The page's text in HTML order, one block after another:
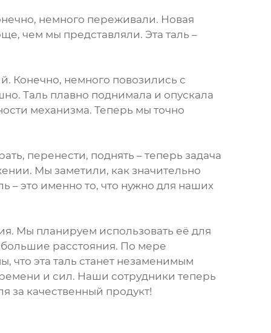
немного переживали. Новая
чем мы представляли. Эта таль –
Конечно, немного повозились с
Таль плавно поднимала и опускала
механизма. Теперь мы точно
перенести, поднять – теперь задача
Мы заметили, как значительно
– это именно то, что нужно для наших
Мы планируем использовать её для
расстояния. По мере
эта таль станет незаменимым
и сил. Наши сотрудники теперь
за качественный продукт!